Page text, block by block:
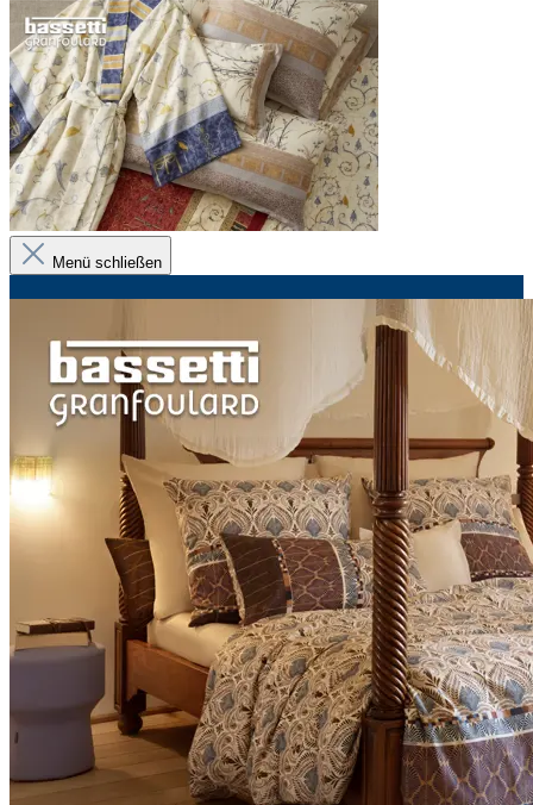
Menü schließen